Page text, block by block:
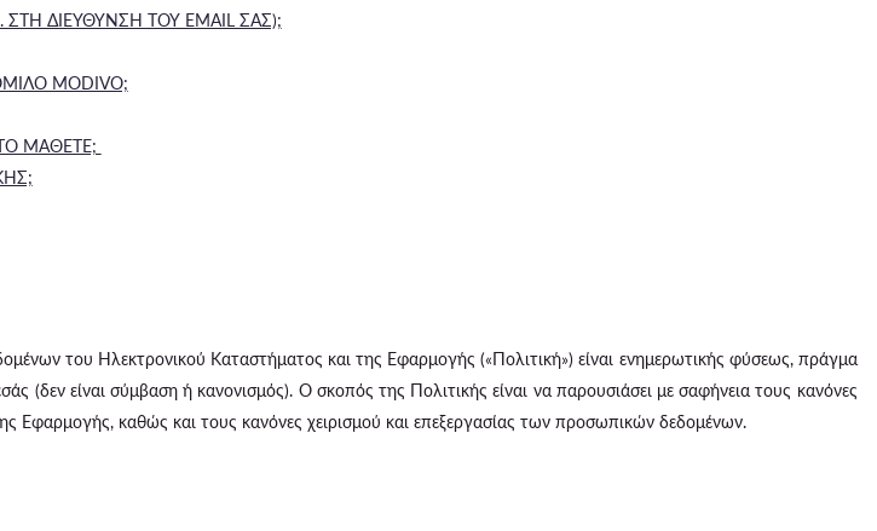
ΔΙΕΥΘΥΝΣΗ ΤΟΥ EMAIL ΣΑΣ);
MODIVO;
ΜΑΘΕΤΕ;
του Ηλεκτρονικού Καταστήματος και της Εφαρμογής («Πολιτική») είναι ενημερωτικής φύσεως, πράγμα
(δεν είναι σύμβαση ή κανονισμός). Ο σκοπός της Πολιτικής είναι να παρουσιάσει με σαφήνεια τους κανόνες
Εφαρμογής, καθώς και τους κανόνες χειρισμού και επεξεργασίας των προσωπικών δεδομένων.